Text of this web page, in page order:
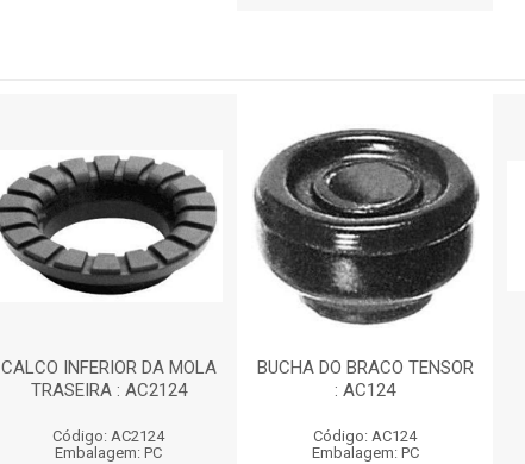
CALCO INFERIOR DA MOLA
TRASEIRA : AC2124
Código: AC2124
Embalagem: PC
BUCHA DO BRACO TENSOR
: AC124
Código: AC124
Embalagem: PC